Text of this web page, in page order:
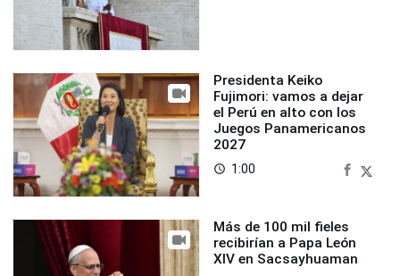
Presidenta Keiko
Fujimori: vamos a dejar
el Perú en alto con los
Juegos Panamericanos
2027
access_time 1:00
Más de 100 mil fieles
recibirían a Papa León
XIV en Sacsayhuaman